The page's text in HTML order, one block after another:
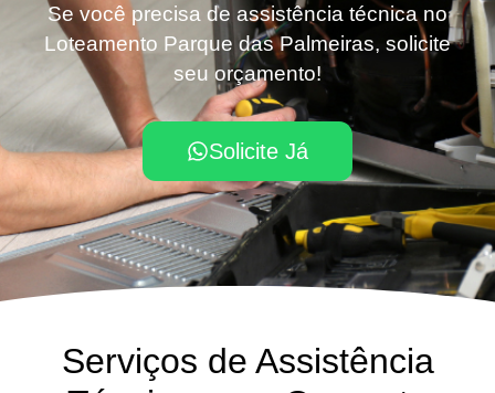
Se você precisa de assistência técnica no
Loteamento Parque das Palmeiras, solicite
seu orçamento!
Solicite Já
Serviços de Assistência